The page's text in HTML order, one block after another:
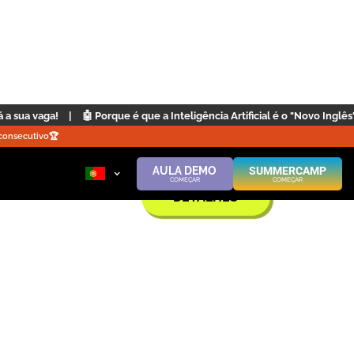
a Inteligência Artificial é o "Novo Inglês"? | Clique aqui | 🏆️
AULA DEMO
COMEÇAR
SUMMERCAMP
COMEÇAR
DETALHES